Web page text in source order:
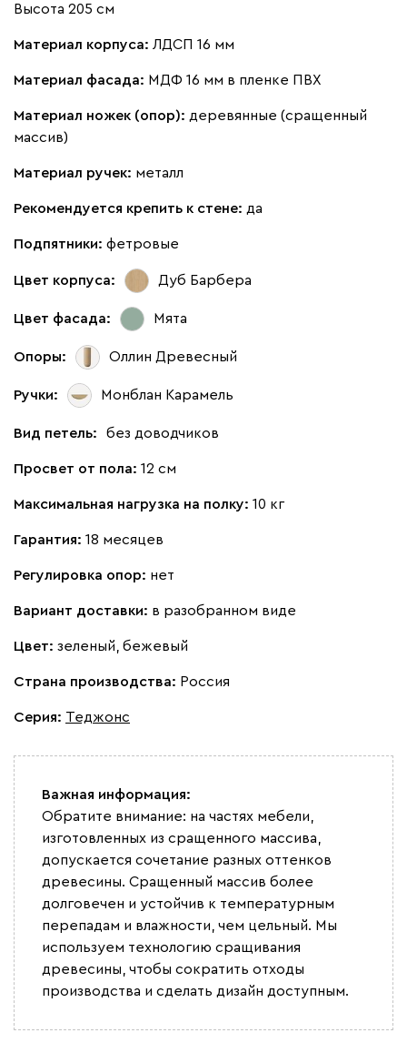
Высота 205 см
Материал корпуса: ЛДСП 16 мм
Материал фасада: МДФ 16 мм в пленке ПВХ
Материал ножек (опор): деревянные (сращенный
массив)
Материал ручек: металл
Рекомендуется крепить к стене: да
Подпятники: фетровые
Цвет корпуса: Дуб Барбера
Цвет фасада: Мята
Опоры: Оллин Древесный
Ручки: Монблан Карамель
Вид петель: без доводчиков
Просвет от пола: 12 см
Максимальная нагрузка на полку: 10 кг
Гарантия: 18 месяцев
Регулировка опор: нет
Вариант доставки: в разобранном виде
Цвет: зеленый, бежевый
Страна производства: Россия
Серия: Теджонс
Важная информация:
Обратите внимание: на частях мебели,
изготовленных из сращенного массива,
допускается сочетание разных оттенков
древесины. Сращенный массив более
долговечен и устойчив к температурным
перепадам и влажности, чем цельный. Мы
используем технологию сращивания
древесины, чтобы сократить отходы
производства и сделать дизайн доступным.